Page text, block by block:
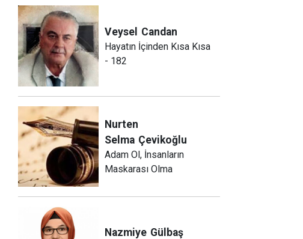
Veysel Candan
Hayatın İçinden Kısa Kısa
- 182
Nurten
Selma Çevikoğlu
Adam Ol, İnsanların
Maskarası Olma
Nazmiye Gülbaş